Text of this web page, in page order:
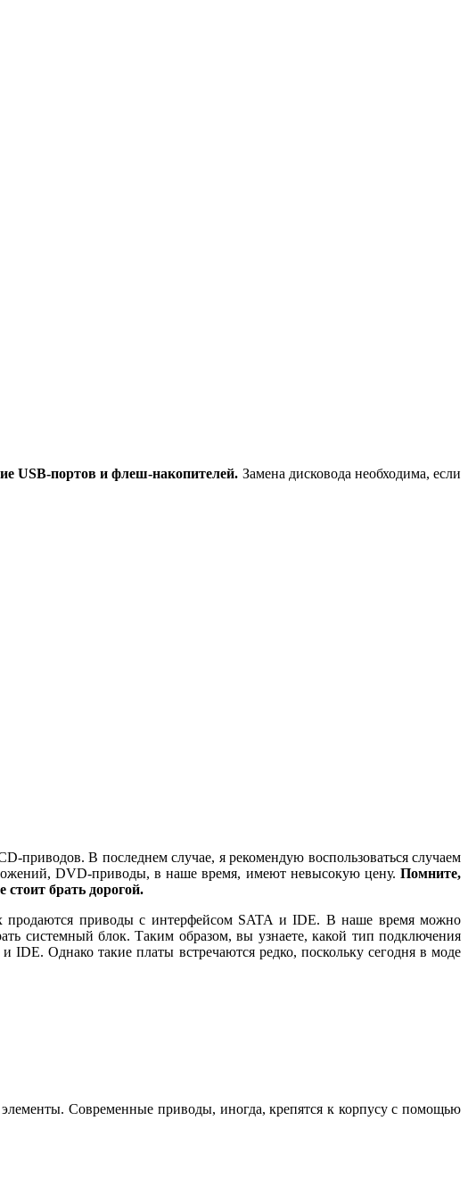
USB-портов и флеш-накопителей. Замена дисковода необходима, если
приводов. В последнем случае, я рекомендую воспользоваться случаем
DVD-приводы, в наше время, имеют невысокую цену. Помните,
брать дорогой.
продаются приводы с интерфейсом SATA и IDE. В наше время можно
системный блок. Таким образом, вы узнаете, какой тип подключения
IDE. Однако такие платы встречаются редко, поскольку сегодня в моде
элементы. Современные приводы, иногда, крепятся к корпусу с помощью